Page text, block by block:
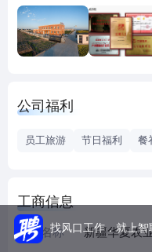
现“百年华夏”的企业愿景。
公司福利
员工旅游 节日福利 餐
工商信息
企业名称 新疆华夏农
找风口工作，就上智